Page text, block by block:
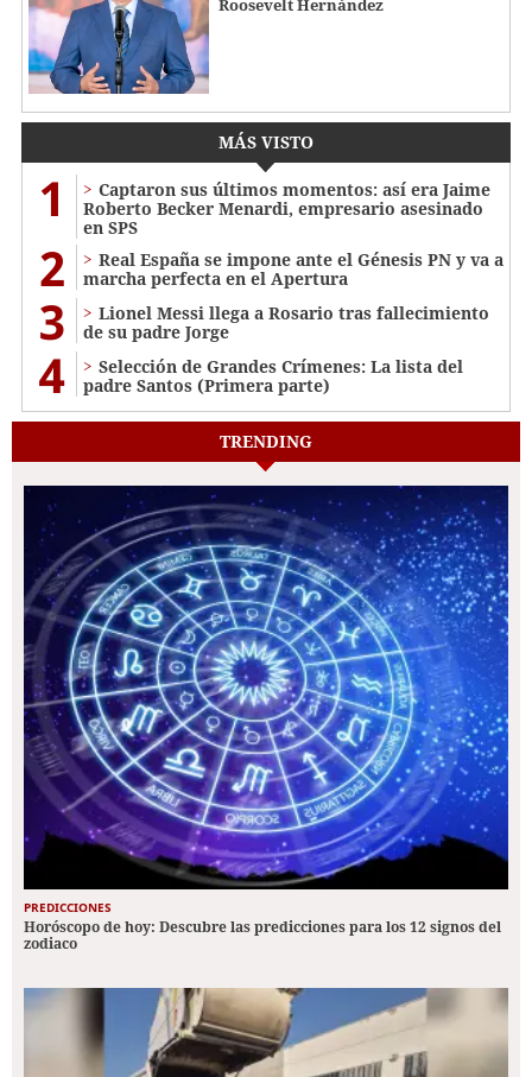
Roosevelt Hernández
MÁS VISTO
1
Captaron sus últimos momentos: así era Jaime
Roberto Becker Menardi​​​, empresario asesinado
en SPS
2
Real España se impone ante el Génesis PN y va a
marcha perfecta en el Apertura
3
Lionel Messi llega a Rosario tras fallecimiento
de su padre Jorge
4
Selección de Grandes Crímenes: La lista del
padre Santos (Primera parte)
TRENDING
PREDICCIONES
Horóscopo de hoy: Descubre las predicciones para los 12 signos del
zodiaco